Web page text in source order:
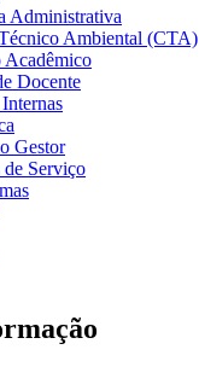
Administrativa
Ambiental (CTA)
Acadêmico
Docente
Gestor
Serviço